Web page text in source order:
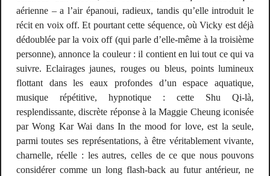
aérienne – a l’air épanoui, radieux, tandis qu’elle introduit le
récit en voix off. Et pourtant cette séquence, où Vicky est déjà
dédoublée par la voix off (qui parle d’elle-même à la troisième
personne), annonce la couleur : il contient en lui tout ce qui va
suivre. Eclairages jaunes, rouges ou bleus, points lumineux
flottant dans les eaux profondes d’un espace aquatique,
musique répétitive, hypnotique : cette Shu Qi-là,
resplendissante, discrète réponse à la Maggie Cheung iconisée
par Wong Kar Wai dansIn the mood for love, est la seule,
parmi toutes ses représentations, à être véritablement vivante,
charnelle, réelle : les autres, celles de ce que nous pouvons
considérer comme un long flash-back au futur antérieur, ne